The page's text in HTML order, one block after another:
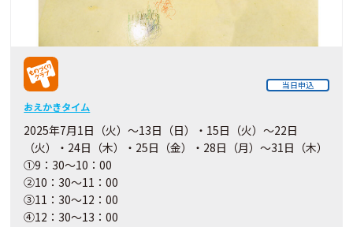
当日申込
おえかきタイム
2025年7月1日（火）～13日（日）・15日（火）～22日
（火）・24日（木）・25日（金）・28日（月）～31日（木）
①9：30～10：00
②10：30～11：00
③11：30～12：00
④12：30～13：00